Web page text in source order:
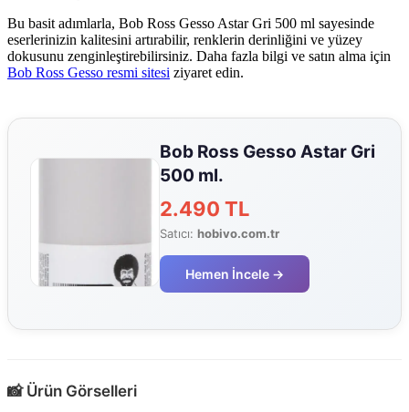
Bu basit adımlarla, Bob Ross Gesso Astar Gri 500 ml sayesinde
eserlerinizin kalitesini artırabilir, renklerin derinliğini ve yüzey
dokusunu zenginleştirebilirsiniz. Daha fazla bilgi ve satın alma için
Bob Ross Gesso resmi sitesi ziyaret edin.
Bob Ross Gesso Astar Gri
500 ml.
2.490 TL
Satıcı: hobivo.com.tr
Hemen İncele →
📸 Ürün Görselleri